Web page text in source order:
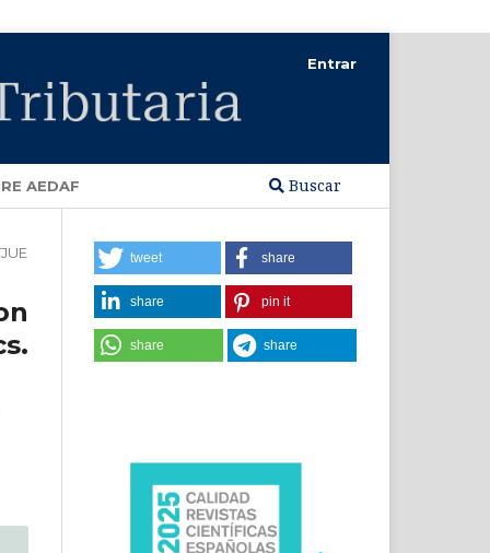
AEDAF Buscar
Entrar
tweet share
share pin it
share share